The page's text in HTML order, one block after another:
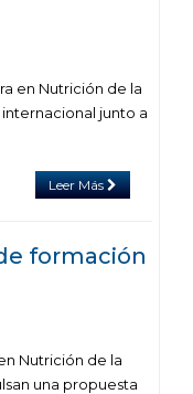
en Nutrición de la
junto a
Leer Más
formación
Nutrición de la
una propuesta